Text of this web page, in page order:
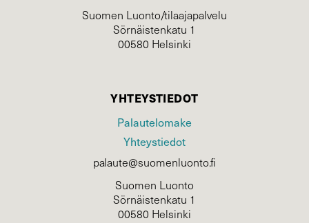
Suomen Luonto/tilaajapalvelu
Sörnäistenkatu 1
00580 Helsinki
YHTEYSTIEDOT
Palautelomake
Yhteystiedot
palaute@suomenluonto.fi
Suomen Luonto
Sörnäistenkatu 1
00580 Helsinki